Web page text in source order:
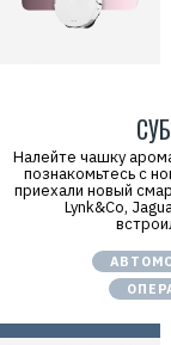
Налейте чашку
познакомьтесь с
приехали новый
Lynk&Co,